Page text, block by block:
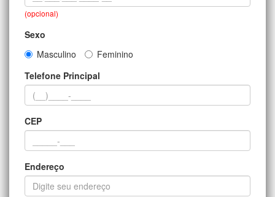
(opcional)
Sexo
Masculino
Feminino
Telefone Principal
CEP
Endereço